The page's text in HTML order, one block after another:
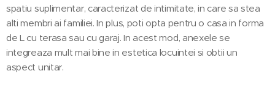
spatiu suplimentar, caracterizat de intimitate, in care sa stea
alti membri ai familiei. In plus, poti opta pentru o casa in forma
de L cu terasa sau cu garaj. In acest mod, anexele se
integreaza mult mai bine in estetica locuintei si obtii un
aspect unitar.